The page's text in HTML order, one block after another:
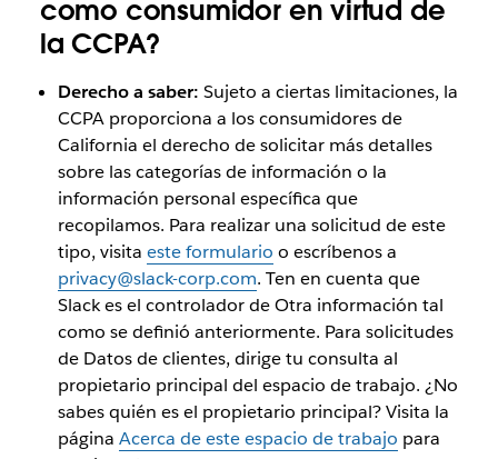
como consumidor en virtud de
la CCPA?
Derecho a saber: Sujeto a ciertas limitaciones, la
CCPA proporciona a los consumidores de
California el derecho de solicitar más detalles
sobre las categorías de información o la
información personal específica que
recopilamos. Para realizar una solicitud de este
tipo, visita este formulario o escríbenos a
privacy@slack-corp.com. Ten en cuenta que
Slack es el controlador de Otra información tal
como se definió anteriormente. Para solicitudes
de Datos de clientes, dirige tu consulta al
propietario principal del espacio de trabajo. ¿No
sabes quién es el propietario principal? Visita la
página Acerca de este espacio de trabajo para